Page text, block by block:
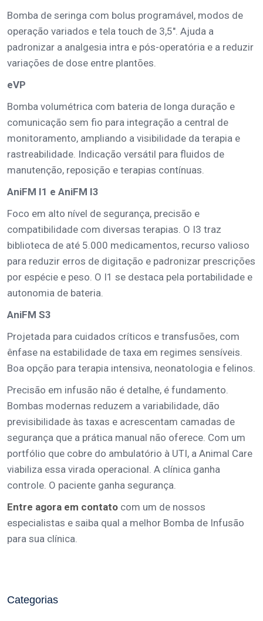
Bomba de seringa com bolus programável, modos de
operação variados e tela touch de 3,5". Ajuda a
padronizar a analgesia intra e pós-operatória e a reduzir
variações de dose entre plantões.
eVP
Bomba volumétrica com bateria de longa duração e
comunicação sem fio para integração a central de
monitoramento, ampliando a visibilidade da terapia e
rastreabilidade. Indicação versátil para fluidos de
manutenção, reposição e terapias contínuas.
AniFM I1 e AniFM I3
Foco em alto nível de segurança, precisão e
compatibilidade com diversas terapias. O I3 traz
biblioteca de até 5.000 medicamentos, recurso valioso
para reduzir erros de digitação e padronizar prescrições
por espécie e peso. O I1 se destaca pela portabilidade e
autonomia de bateria.
AniFM S3
Projetada para cuidados críticos e transfusões, com
ênfase na estabilidade de taxa em regimes sensíveis.
Boa opção para terapia intensiva, neonatologia e felinos.
Precisão em infusão não é detalhe, é fundamento.
Bombas modernas reduzem a variabilidade, dão
previsibilidade às taxas e acrescentam camadas de
segurança que a prática manual não oferece. Com um
portfólio que cobre do ambulatório à UTI, a Animal Care
viabiliza essa virada operacional. A clínica ganha
controle. O paciente ganha segurança.
Entre agora em contato com um de nossos
especialistas e saiba qual a melhor Bomba de Infusão
para sua clínica.
Categorias